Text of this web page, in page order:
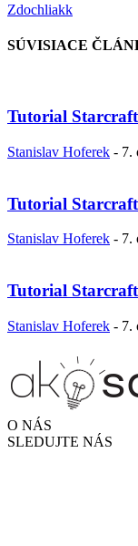
Zdochliakk
SÚVISIACE
Tutorial
Stanislav Hoferek - 7.
Tutorial
Stanislav Hoferek - 7.
Tutorial
Stanislav Hoferek - 7.
O NÁS
SLEDUJTE NÁS